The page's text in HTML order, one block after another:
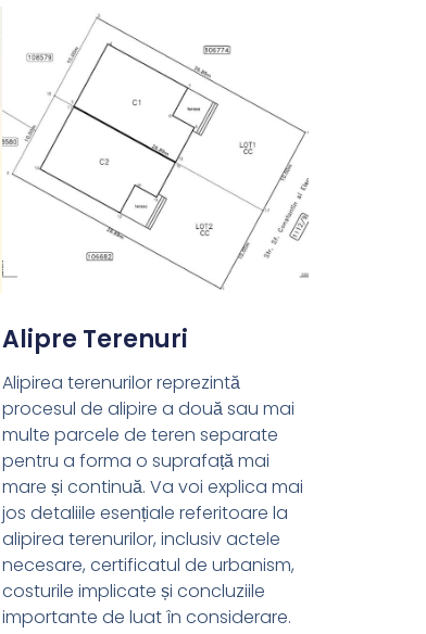
Alipre Terenuri
Alipirea terenurilor reprezintă
procesul de alipire a două sau mai
multe parcele de teren separate
pentru a forma o suprafață mai
mare și continuă. Va voi explica mai
jos detaliile esențiale referitoare la
alipirea terenurilor, inclusiv actele
necesare, certificatul de urbanism,
costurile implicate și concluziile
importante de luat în considerare.